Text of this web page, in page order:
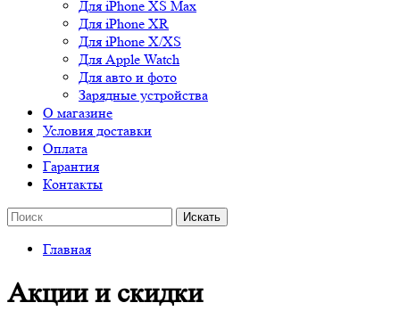
Для iPhone XS Max
Для iPhone XR
Для iPhone X/XS
Для Apple Watch
Для авто и фото
Зарядные устройства
О магазине
Условия доставки
Оплата
Гарантия
Контакты
Главная
Акции и скидки